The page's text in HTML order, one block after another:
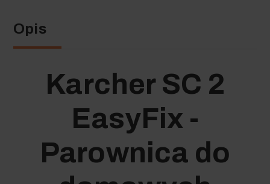
Opis
Karcher SC 2
EasyFix -
Parownica do